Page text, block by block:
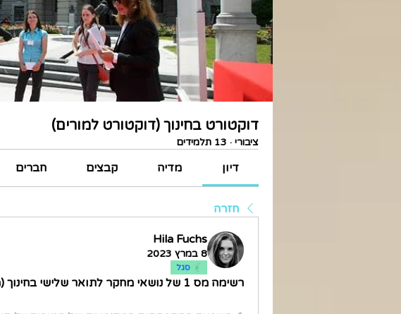
דוקטורט בחינוך (דוקטורט למורים)
ציבורי · 13 תלמידים
דיון מדיה קבצים חברים
חזרה
Hila Fuchs
8 במרץ 2023
סגל
רשימה מס 1 של נושאי מחקר לתואר שלישי בחינוך (מה שמכונה גם דוקטורט למורים)